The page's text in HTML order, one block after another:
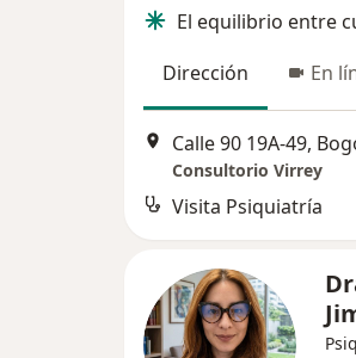
El equilibrio entre
Dirección
En
Calle 90 19A-49,
Consultorio Virrey
Visita Psiquiatría